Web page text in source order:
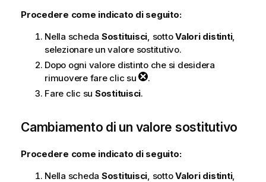
Procedere come indicato di seguito:
Nella scheda Sostituisci, sottoValori distinti,
selezionare un valore sostitutivo.
Dopo ogni valore distinto che si desidera
rimuovere fare clic su
.
Fare clic su Sostituisci.
Cambiamento di un valore sostitutivo
Procedere come indicato di seguito:
Nella scheda Sostituisci, sottoValori distinti,